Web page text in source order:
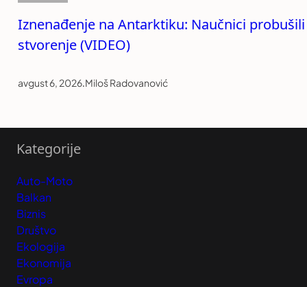
Iznenađenje na Antarktiku: Naučnici
stvorenje (VIDEO)
avgust 6, 2026.Miloš Radovanović
Kategorije
Auto-Moto
Balkan
Biznis
Društvo
Ekologija
Ekonomija
Evropa